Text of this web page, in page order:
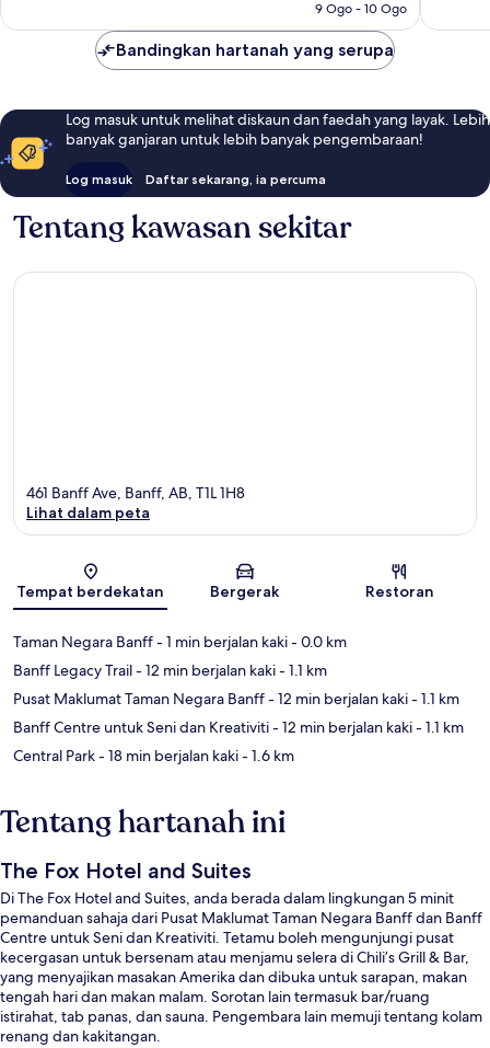
9 Ogo - 10 Ogo
Bandingkan hartanah yang serupa
Log masuk untuk melihat diskaun dan faedah yang layak. Lebih
banyak ganjaran untuk lebih banyak pengembaraan!
Log masuk Daftar sekarang, ia percuma
Tentang kawasan sekitar
Peta
461 Banff Ave, Banff, AB, T1L 1H8
Lihat dalam peta
Tempat berdekatan Bergerak Restoran
Taman Negara Banff- 1 min berjalan kaki- 0.0 km
Banff Legacy Trail- 12 min berjalan kaki- 1.1 km
Pusat Maklumat Taman Negara Banff- 12 min berjalan kaki- 1.1 km
Banff Centre untuk Seni dan Kreativiti- 12 min berjalan kaki- 1.1 km
Central Park- 18 min berjalan kaki- 1.6 km
Tentang hartanah ini
The Fox Hotel and Suites
Di The Fox Hotel and Suites, anda berada dalam lingkungan 5 minit
pemanduan sahaja dari Pusat Maklumat Taman Negara Banff dan Banff
Centre untuk Seni dan Kreativiti. Tetamu boleh mengunjungi pusat
kecergasan untuk bersenam atau menjamu selera di Chili’s Grill & Bar,
yang menyajikan masakan Amerika dan dibuka untuk sarapan, makan
tengah hari dan makan malam. Sorotan lain termasuk bar/ruang
istirahat, tab panas, dan sauna. Pengembara lain memuji tentang kolam
renang dan kakitangan.